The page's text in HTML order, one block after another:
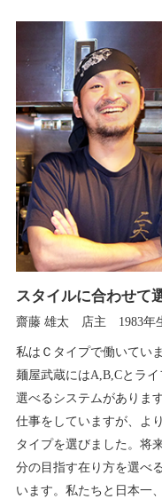
スタイルに合わせて
齋藤 雄太 店主 1983年
私はＣタイプで働いていま
麺屋武蔵にはA,B,Cとラ
選べるシステムがありま
仕事をしていますが、よ
タイプを選びました。将
分の目指す在り方を選べ
います。私たちと日本一